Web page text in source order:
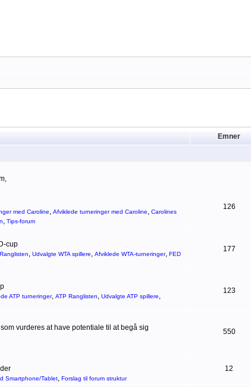
Emner
med Caroline, Afviklede turneringer med Caroline, Carolines
, Tips-forum
126
cup
, Udvalgte WTA spillere, Afviklede WTA-turneringer, FED
177
ATP turneringer, ATP Ranglisten, Udvalgte ATP spillere,
123
vurderes at have potentiale til at begå sig
550
Smartphone/Tablet, Forslag til forum struktur
12